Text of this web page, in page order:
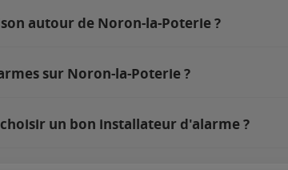
autour de Noron-la-Poterie ?
sur Noron-la-Poterie ?
un bon installateur d'alarme ?